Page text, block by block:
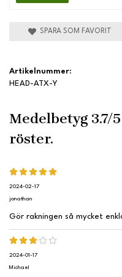
SPARA SOM FAVORIT
Artikelnummer:
HEAD-ATX-Y
Medelbetyg 3.7/
röster.
2024-02-17
jonathan
Gör rakningen så mycket
2024-01-17
Michael